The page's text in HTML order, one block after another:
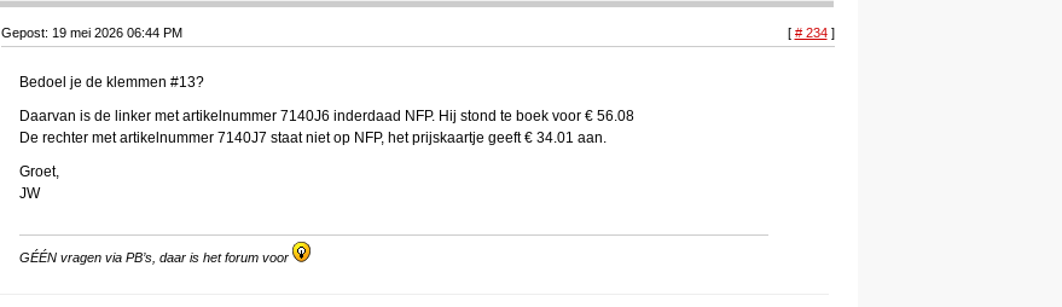
Gepost: 19 mei 2026 06:44 PM [ # 234]
Bedoel je de klemmen #13?
Daarvan is de linker met artikelnummer 7140J6 inderdaad NFP. Hij stond te boek voor € 56.08
De rechter met artikelnummer 7140J7 staat niet op NFP, het prijskaartje geeft € 34.01 aan.
Groet,
JW
GÉÉN vragen via PB’s, daar is het forum voor